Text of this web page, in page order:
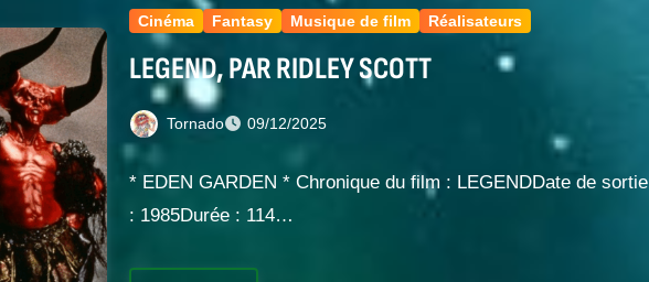
Cinéma Fantasy Musique de film Réalisateurs
LEGEND, PAR RIDLEY SCOTT
Tornado 09/12/2025
* EDEN GARDEN * Chronique du film : LEGENDDate de sortie
: 1985Durée : 114…